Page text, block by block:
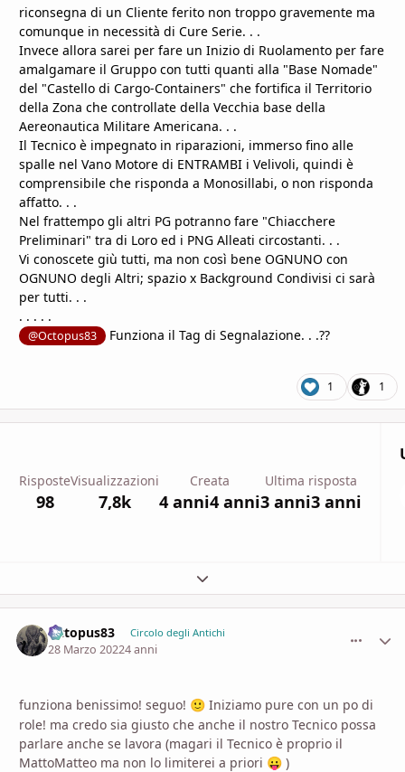
riconsegna di un Cliente ferito non troppo gravemente ma
comunque in necessità di Cure Serie. . .
Invece allora sarei per fare un Inizio di Ruolamento per fare
amalgamare il Gruppo con tutti quanti alla "Base Nomade"
del "Castello di Cargo-Containers" che fortifica il Territorio
della Zona che controllate della Vecchia base della
Aereonautica Militare Americana. . .
Il Tecnico è impegnato in riparazioni, immerso fino alle
spalle nel Vano Motore di ENTRAMBI i Velivoli, quindi è
comprensibile che risponda a Monosillabi, o non risponda
affatto. . .
Nel frattempo gli altri PG potranno fare "Chiacchere
Preliminari" tra di Loro ed i PNG Alleati circostanti. . .
Vi conoscete giù tutti, ma non così bene OGNUNO con
OGNUNO degli Altri; spazio x Background Condivisi ci sarà
per tutti. . .
. . . . .
@Octopus83 Funziona il Tag di Segnalazione. . .??
1 1
Risposte
98
Visualizzazioni
7,8k
Creata
4 anni4 anni
Ultima risposta
3 anni3 anni
Espandi panoramica del topic
Octopus83 Circolo degli Antichi
28 Marzo 20224 anni
funziona benissimo! seguo! 🙂 Iniziamo pure con un po di
role! ma credo sia giusto che anche il nostro Tecnico possa
parlare anche se lavora (magari il Tecnico è proprio il
MattoMatteo ma non lo limiterei a priori 😛 )